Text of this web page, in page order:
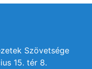
Szövetsége
15. tér 8.